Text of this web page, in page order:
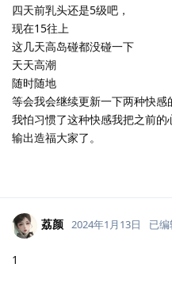
四天前乳头还是5级吧，
现在15往上
这几天高岛碰都没碰一下
天天高潮
随时随地
等会我会继续更新一下两种快感
我怕习惯了这种快感我把之前
输出造福大家了。
荔颜 2024年1月13日 已
1